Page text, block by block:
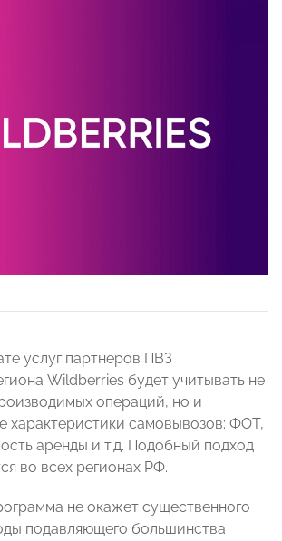
услуг партнеров ПВЗ
Wildberries будет учитывать не
операций, но и
характеристики самовывозов: ФОТ,
аренды и т.д. Подобный подход
во всех регионах РФ.
не окажет существенного
подавляющего большинства